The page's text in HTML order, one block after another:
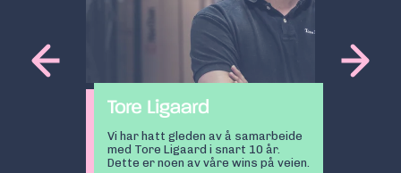
Vi har hatt gleden av å samarbeide
med Tore Ligaard i snart 10 år.
Dette er noen av våre wins på veien.